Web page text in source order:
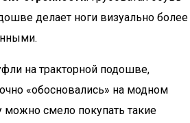
делает ноги визуально более
на тракторной подошве,
«обосновались» на модном
можно смело покупать такие